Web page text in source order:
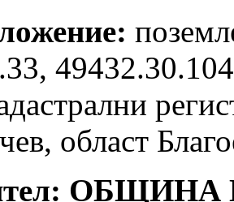
област
ОБЩИНА